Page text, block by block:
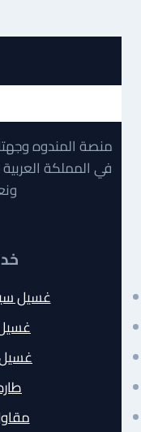
منصة المندوه
في المملكة
غسيل
غسيل